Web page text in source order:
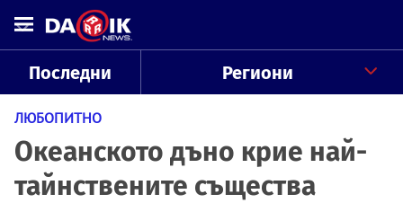
Последни Региони
ЛЮБОПИТНО
Океанското дъно крие най-
тайнствените същества